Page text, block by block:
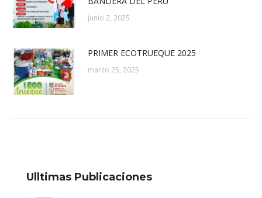
junio 2, 2025
PRIMER ECOTRUEQUE 2025
marzo 25, 2025
Ulltimas Publicaciones